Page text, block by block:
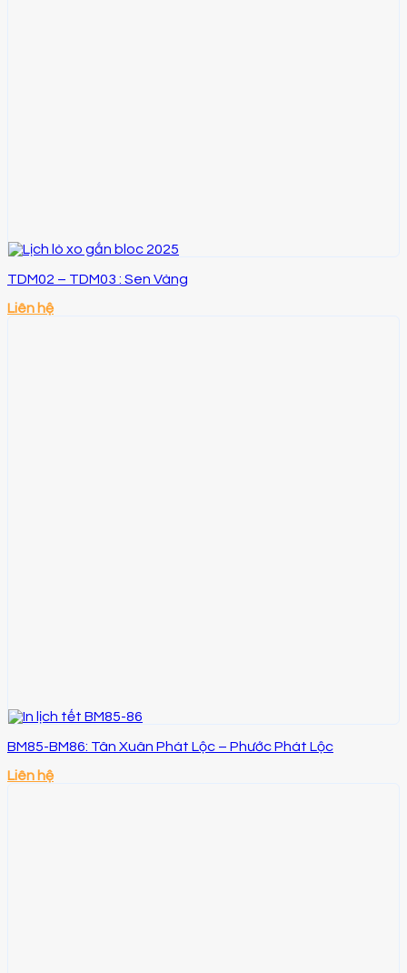
TDM02 – TDM03 : Sen Vàng
Liên hệ
BM85-BM86: Tân Xuân Phát Lộc – Phước Phát Lộc
Liên hệ